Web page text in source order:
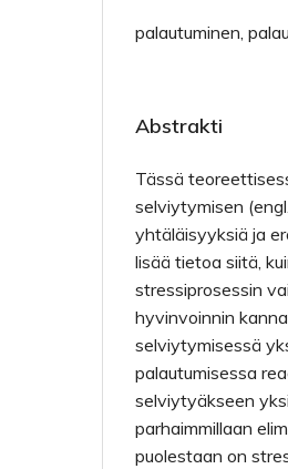
palautuminen,
Abstrakti
Tässä
selviytymisen
yhtäläisyyksiä ja
lisää tietoa siitä,
stressiprosessin
hyvinvoinnin
selviytymisessä
palautumisessa
selviytyäkseen
parhaimmillaan
puolestaan on